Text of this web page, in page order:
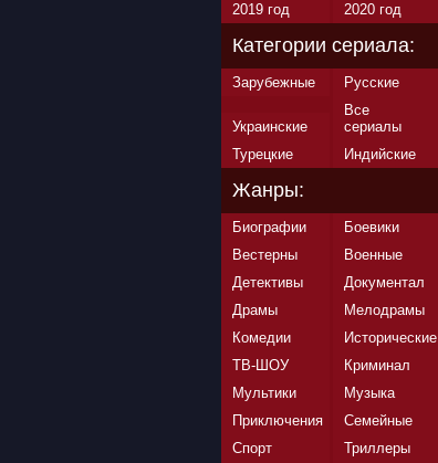
2019 год
2020 год
Категории сериала:
Зарубежные Русские
Украинские
Все
сериалы
Турецкие
Индийские
Жанры:
Биографии
Боевики
Вестерны
Военные
Детективы
Документал
Драмы
Мелодрамы
Комедии
Исторические
ТВ-ШОУ
Криминал
Мультики
Музыка
Приключения
Семейные
Спорт
Триллеры